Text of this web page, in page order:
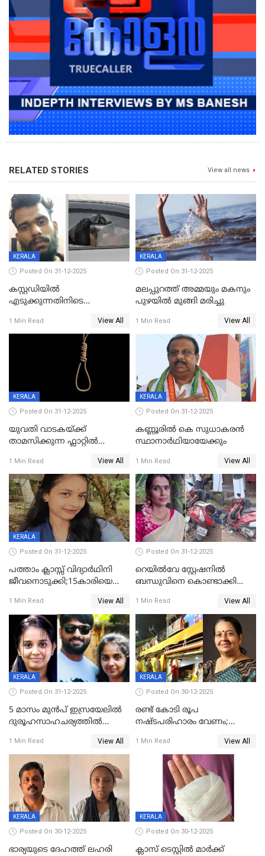
RELATED STORIES View all news
KERALA
Posted On 31-12-2025
കസ്റ്റഡിയിൽ
എടുക്കുന്നതിനിടെ
വധശ്രമക്കേസ് പ്രതി പിടിയിൽ
1 Min Read View All
KERALA
Posted On 31-12-2025
മലപ്പുറത്ത് അമ്മയും മകനും
പുഴയിൽ മുങ്ങി മരിച്ചു
1 Min Read View All
KERALA
Posted On 31-12-2025
യുവതി വാടകയ്ക്ക്
താമസിക്കുന്ന ഫ്ലാറ്റില്‍
സംഭവം കൈതപ്പൊയിലില്‍
1 Min Read View All
KERALA
Posted On 31-12-2025
കണ്ണൂരിൽ കെ സുധാകരൻ
സ്ഥാനാർഥിയായേക്കും
1 Min Read View All
KERALA
Posted On 31-12-2025
പത്താം ക്ലാസ്സ് വിദ്യാര്‍ഥിനി
ജീവനൊടുക്കി;15കാരിയെ
കിടപ്പുമുറിയില്‍ തൂങ്ങി മരിച്ച
നിലയിൽ
1 Min Read View All
Posted On 31-12-2025
റെയിൽവേ സ്റ്റേഷനിൽ
ബന്ധുവിനെ കൊണ്ടാക്കി
ലോറി സ്കൂട്ടറിൽ ഇടിച്ചു :
യുവതിക്ക് ദാരുണാന്ത്യം
1 Min Read View All
KERALA
Posted On 31-12-2025
5 മാസം മുൻപ് ഇസ്രയേലിൽ
ദുരൂഹസാഹചര്യത്തിൽ
മലയാളി യുവാവിന്റെ ഭാര്യയും
മരിച്ചു
1 Min Read View All
KERALA
Posted On 30-12-2025
രണ്ട് കോടി രൂപ
നഷ്ടപരിഹാരം വേണം;
നോട്ടീസയച്ച് ഉമാ തോമസ്
1 Min Read View All
KERALA
Posted On 30-12-2025
ഭാര്യയുടെ ദേഹത്ത് ലഹരി
KERALA
Posted On 30-12-2025
ക്ലാസ് ടെസ്റ്റിൽ മാർക്ക്